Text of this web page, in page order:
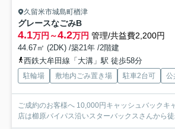
久留米市城島町楢津
グレースなごみB
4.1万円～4.2万円 管理/共益費2,200円
44.67㎡ (2DK) /築21年 /2階建
西鉄大牟田線「大溝」駅 徒歩58分
駐輪場 敷地内ごみ置き場 駐車2台可 公
ご成約のお客様へ 10,000円キャッシュバックキ
店は櫛原バイパス沿いスターバックスさんから